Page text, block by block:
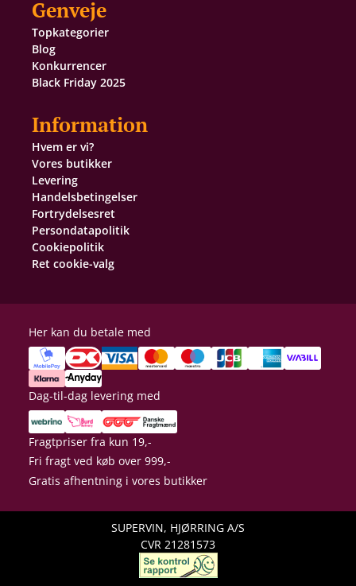
Genveje
Topkategorier
Blog
Konkurrencer
Black Friday 2025
Information
Hvem er vi?
Vores butikker
Levering
Handelsbetingelser
Fortrydelsesret
Persondatapolitik
Cookiepolitik
Ret cookie-valg
Her kan du betale med
Dag-til-dag levering med
Fragtpriser fra kun 19,-
Fri fragt ved køb over 999,-
Gratis afhentning i vores butikker
SUPERVIN, HJØRRING A/S
CVR 21281573